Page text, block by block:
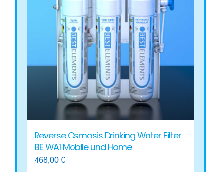
Reverse Osmosis Drinking Water Filter
BE WA1 Mobile und Home
468,00€